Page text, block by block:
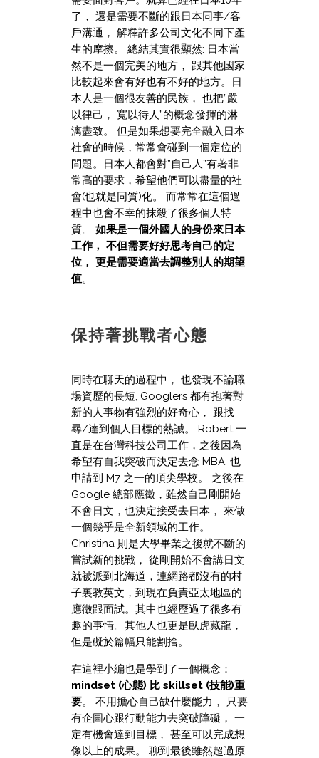
了， 還是需要不斷的跟日本同事/客
戶溝通， 解釋許多公司文化不同下產
生的摩擦。 總結其實很顯然: 日本當
然不是一個完美的地方， 跟其他國家
比較起來會有好也有不好的地方。日
本人是一個很友善的民族， 也把”嚴
以律己， 寬以待人”的概念發揮的淋
漓盡致。 但是如果想要完全融入日本
社會的時候，常常會碰到一個定位的
問題。日本人都會對”自己人”有著非
常高的要求，希望他們可以盡量的社
會(也就是同質)化。 而常常在這個過
程中也會不幸的抹殺了很多個人特
質。 如果是一個外國人的身份來日本
工作， 不但需要好好思考自己的定
位， 更是需要適當去調整別人的期望
值。
保持著挑戰者心態
同時在聊天的過程中， 也發現不論職
場資歷的長短, Googlers 都有抱著對
新的人事物有強烈的好奇心， 跟找
尋/達到個人目標的熱誠。 Robert 一
直是在台灣科技公司工作，之後因為
希望有自我突破而決定去念 MBA, 也
申請到 M7 之一的頂尖學校。 之後在
Google 總部應徵，雖然自己剛開始
不會日文，也決定接受去日本， 來做
一個幾乎是全新領域的工作。
Christina 則是大學畢業之後就不斷的
嘗試新的挑戰， 從剛開始不會講日文
就被派到北海道，連網路都沒有的村
子裏教英文，到現在負責亞太地區的
應徵跟面試。其中也經歷過了很多有
趣的事情。其他人也更是臥虎藏龍，
但是礙於篇幅只能割捨。
在這裡小編也是學到了一個概念：
mindset (心態) 比 skillset (技能)重
要。 不用擔心自己缺什麼能力， 只要
有企圖心跟行動能力去突破障礙， 一
定有機會達到目標， 甚至可以完成想
像以上的成果。 聊到最後雖然超過原